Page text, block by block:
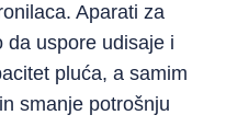
Aparati za
da uspore udisaje i
pluća, a samim
smanje potrošnju